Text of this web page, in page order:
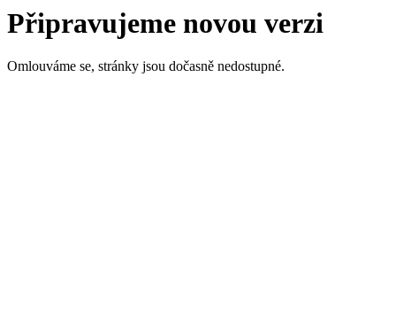
Připravujeme novou verzi
Omlouváme se, stránky jsou dočasně nedostupné.